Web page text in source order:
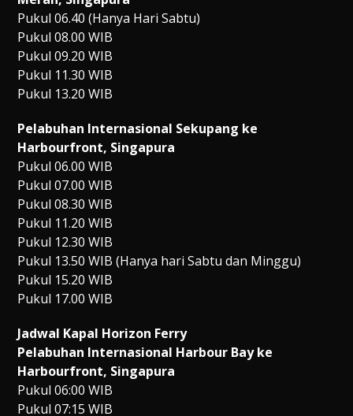
Pukul 06.40 (Hanya Hari Sabtu)
Pukul 08.00 WIB
Pukul 09.20 WIB
Pukul 11.30 WIB
Pukul 13.20 WIB
Pelabuhan Internasional Sekupang ke
Harbourfront, Singapura
Pukul 06.00 WIB
Pukul 07.00 WIB
Pukul 08.30 WIB
Pukul 11.20 WIB
Pukul 12.30 WIB
Pukul 13.50 WIB (Hanya hari Sabtu dan Minggu)
Pukul 15.20 WIB
Pukul 17.00 WIB
Jadwal Kapal Horizon Ferry
Pelabuhan Internasional Harbour Bay ke
Harbourfront, Singapura
Pukul 06:00 WIB
Pukul 07:15 WIB